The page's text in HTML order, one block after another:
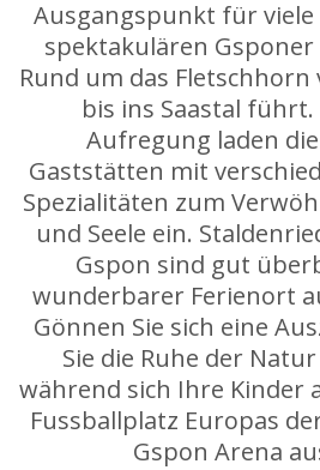
Ausgangspunkt für viele
spektakulären
Rund um das
bis ins Saastal
Aufregung laden
Gaststätten mit
Spezialitäten zum
und Seele ein.
Gspon sind gut
wunderbarer Ferienort
Gönnen Sie sich eine
Sie die Ruhe der
während sich Ihre Kinder
Fussballplatz Europas
Gspon Arena